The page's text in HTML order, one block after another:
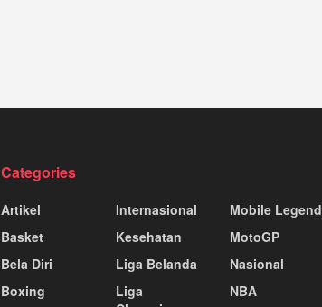
Categories
Artikel
Basket
Bela Diri
Boxing
Internasional
Kesehatan
Liga Belanda
Liga
Mobile Legend
MotoGP
Nasional
NBA